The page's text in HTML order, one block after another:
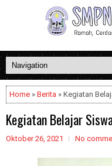
Home » Berita » Kegiatan
Kegiatan Belajar
Oktober 26, 2021 No